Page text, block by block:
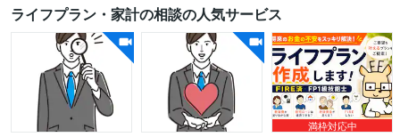
ライフプラン・家計の相談の人気サービス
満枠対応中